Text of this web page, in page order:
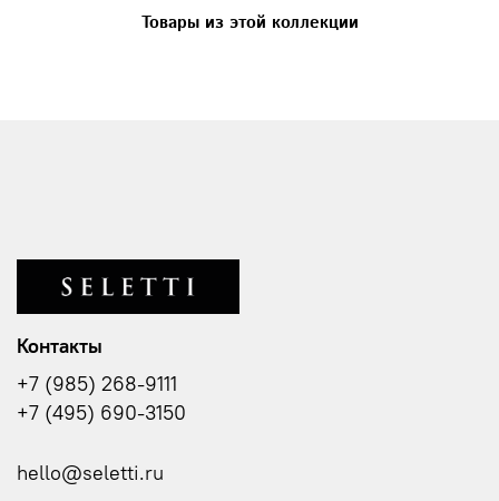
Товары из этой коллекции
Контакты
+7 (985) 268-9111
+7 (495) 690-3150
hello@seletti.ru